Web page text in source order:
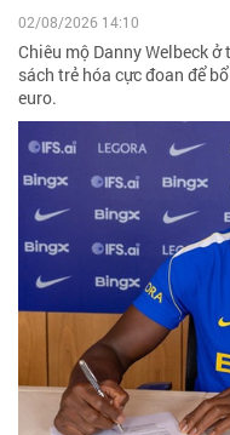
02/08/2026 14:10
Chiêu mộ Danny Welbeck
sách trẻ hóa cực đoan để
euro.